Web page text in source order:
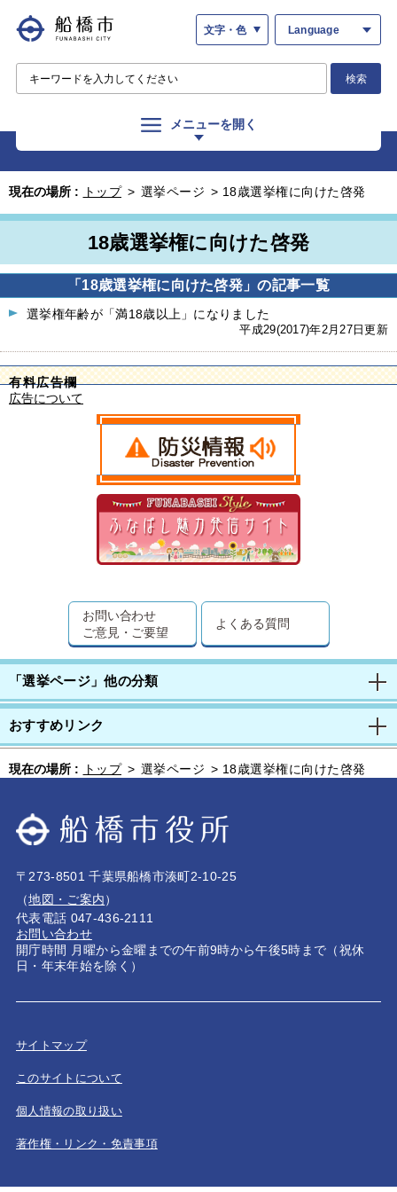
文字・色 Language
検索
メニューを開く
現在の場所 : トップ > 選挙ページ > 18歳選挙権に向けた啓発
18歳選挙権に向けた啓発
「18歳選挙権に向けた啓発」の記事一覧
選挙権年齢が「満18歳以上」になりました
平成29(2017)年2月27日更新
有料広告欄
広告について
お問い合わせ
ご意見・ご要望
よくある質問
「選挙ページ」他の分類
おすすめリンク
現在の場所 : トップ > 選挙ページ > 18歳選挙権に向けた啓発
〒273-8501 千葉県船橋市湊町2-10-25
（地図・ご案内）
代表電話 047-436-2111
お問い合わせ
開庁時間 月曜から金曜までの午前9時から午後5時まで（祝休
日・年末年始を除く）
サイトマップ
このサイトについて
個人情報の取り扱い
著作権・リンク・免責事項